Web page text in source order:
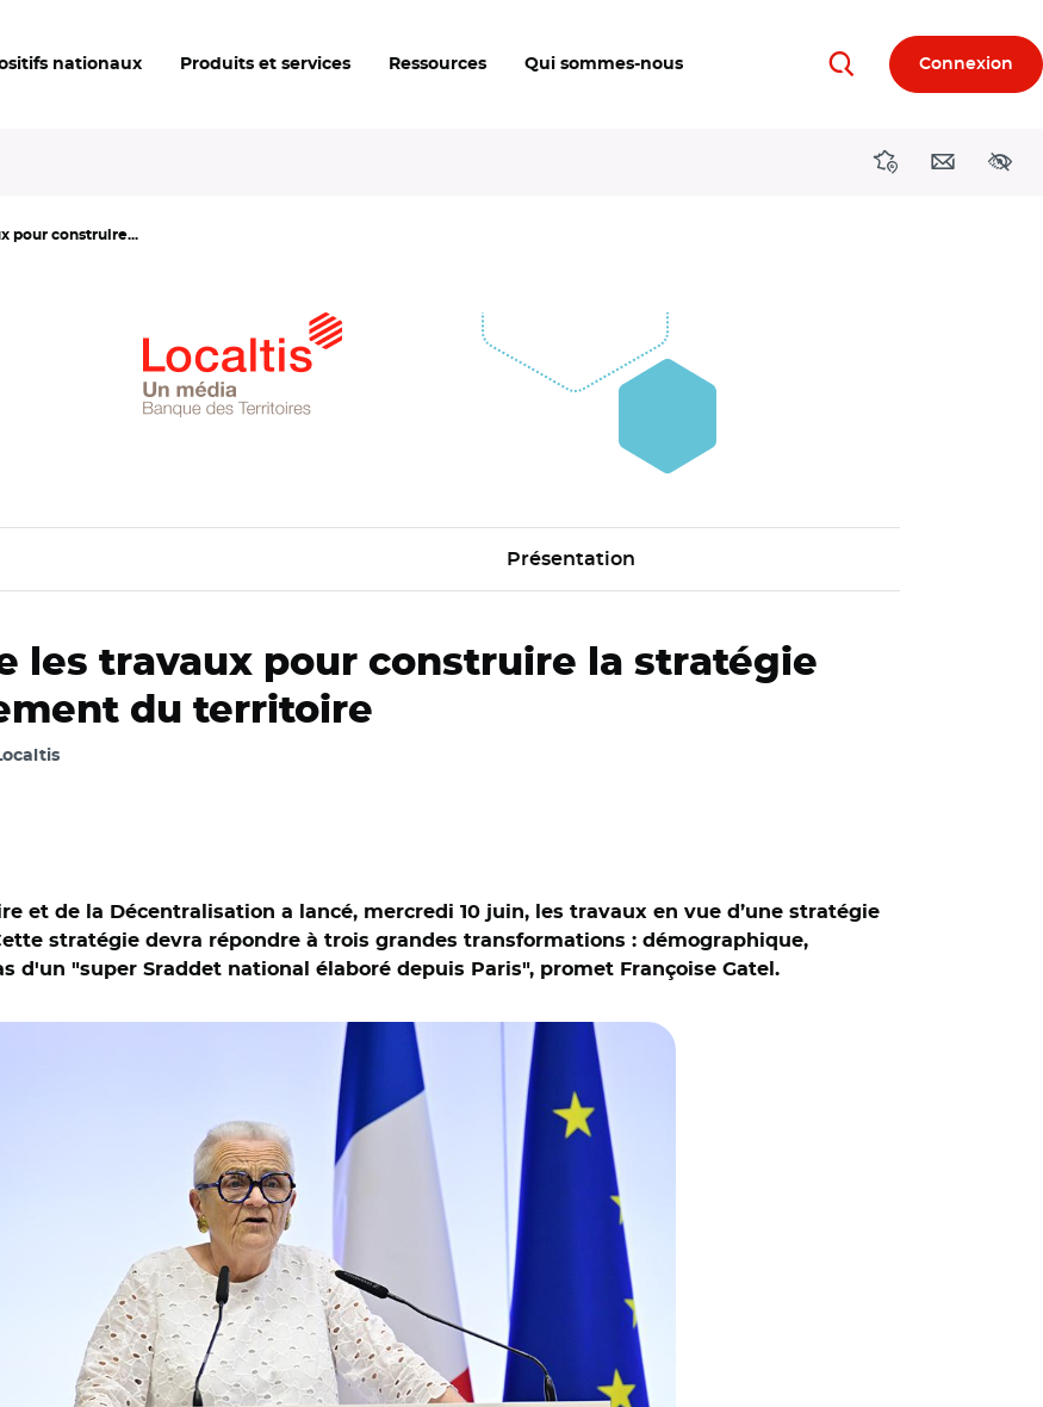
nationaux Produits et services Ressources Qui sommes-nous RechercherConnexion
DirectionsContact
pour construire...
Présentation
les travaux pour construire la stratégie
du territoire
et de la Décentralisation a lancé, mercredi 10 juin, les travaux en vue d’une stratégie
stratégie devra répondre à trois grandes transformations : démographique,
d'un "super Sraddet national élaboré depuis Paris", promet Françoise Gatel.